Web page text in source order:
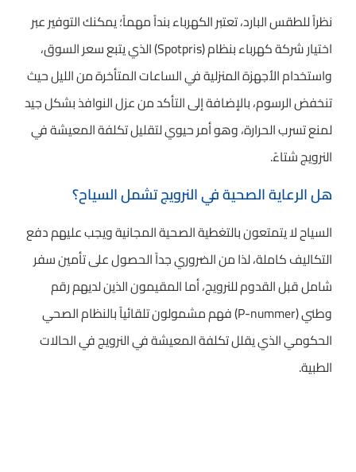
نظراً للطقس البارد، تعتبر الكهرباء بنداً مهماً؛ يمكنك التوفير عبر
اختيار شركة كهرباء بنظام (Spotpris) الذي يتبع سعر السوق،
واستخدام الأجهزة المنزلية في الساعات المتأخرة من الليل حيث
تنخفض الرسوم، بالإضافة إلى التأكد من عزل النوافذ بشكل جيد
لمنع تسرب الحرارة، وهو أمر حيوي لتقليل تكلفة المعيشة في
النرويج شتاءً.
هل الرعاية الصحية في النرويج تشمل السياح؟
السياح لا يتمتعون بالتغطية الصحية المجانية ويجب عليهم دفع
التكاليف كاملة، لذا من الضروري جداً الحصول على تأمين سفر
شامل قبل القدوم للنرويج، أما المقيمون الذين لديهم رقم
وطني (P-nummer) فهم مشمولون تلقائياً بالنظام الصحي
الحكومي الذي يقلل تكلفة المعيشة في النرويج في الحالات
الطبية.